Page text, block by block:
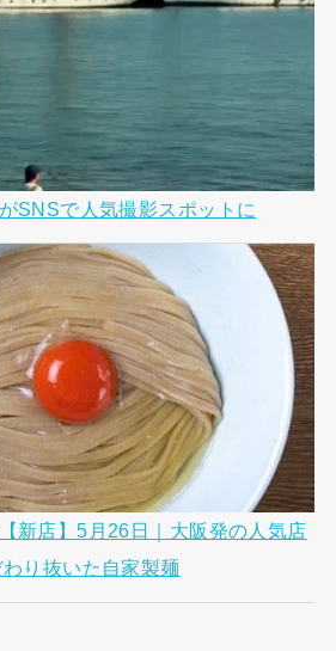
SNSで人気撮影スポットに
新店】5月26日｜大阪発の人気店
り抜いた自家製麺